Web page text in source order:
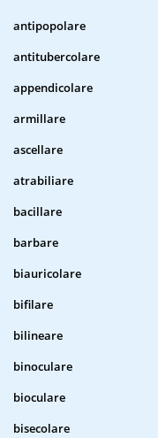
antipopolare
antitubercolare
appendicolare
armillare
ascellare
atrabiliare
bacillare
barbare
biauricolare
bifilare
bilineare
binoculare
bioculare
bisecolare